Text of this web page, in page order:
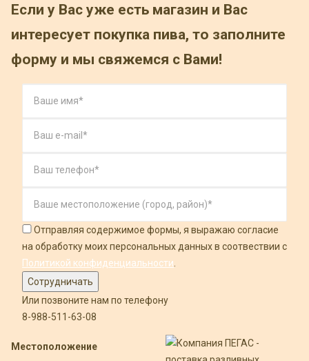
Если у Вас уже есть магазин и Вас
интересует покупка пива, то заполните
форму и мы свяжемся с Вами!
Отправляя содержимое формы, я выражаю согласие
на обработку моих персональных данных в соотвествии с
Политикой конфиденциальности
Или позвоните нам по телефону
8-988-511-63-08
Местоположение